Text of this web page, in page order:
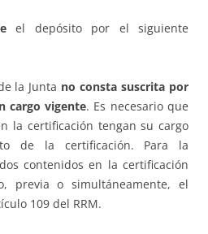
el depósito por el siguiente
la Junta no consta suscrita por
cargo vigente. Es necesario que
la certificación tengan su cargo
de la certificación. Para la
contenidos en la certificación
previa o simultáneamente, el
109 del RRM.